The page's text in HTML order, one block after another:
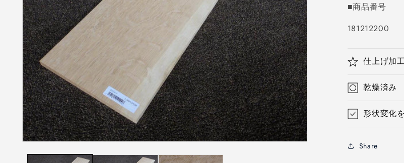
ー
■商品番号
SKU:
181212200
仕上げ加
乾燥済み
形状変化
Share